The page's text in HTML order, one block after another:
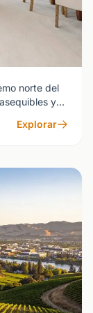
norte del
y
Explorar